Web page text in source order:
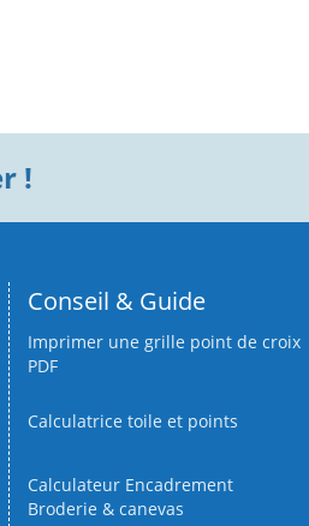
!
Conseil & Guide
Imprimer une grille point de croix
PDF
Calculatrice toile et points
Calculateur Encadrement
Broderie & canevas